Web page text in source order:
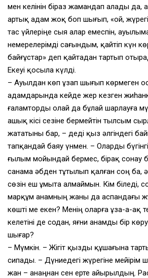
мен келінін біраз жамандап алады
артық адам жоқ боп шығып, «Қой,
тас үйлеріңе сыя алар емеспін,
немерелерімді сағындым, қайтіп күн
байғұстар» деп қайтадан тартып
Екеуі қосыла күлді.
– Ауылдан көп ұзап шығып көрмеген
адамдарында кейде жер кезген
ғаламторды олай да бұлай шарлауға
ашық кісі сезіне бермейтін тылсым
жататыны бар, – деді қыз әлгіндегі
тапқандай баяу үнмен. – Оларды
ғылым мойындай бермес, бірақ сонау
санама әбден тұтылып қалған соң ба,
сөзін еш ұмыта алмаймын. Кім біледі,
марқұм анамның жаны да аспандағы
көшті ме екен? Менің оларға ұза-а-ақ
келетіні де содан, яғни анамды бір
шығар?
– Мүмкін. – Жігіт қызды құшағына
сипады. – Дүниедегі жүрегіне мейірім
жан – анаңнан сен ерте айырылдың.